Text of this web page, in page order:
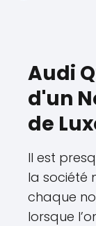
Audi
d'un
de
Il est
la société
chaque
lorsque